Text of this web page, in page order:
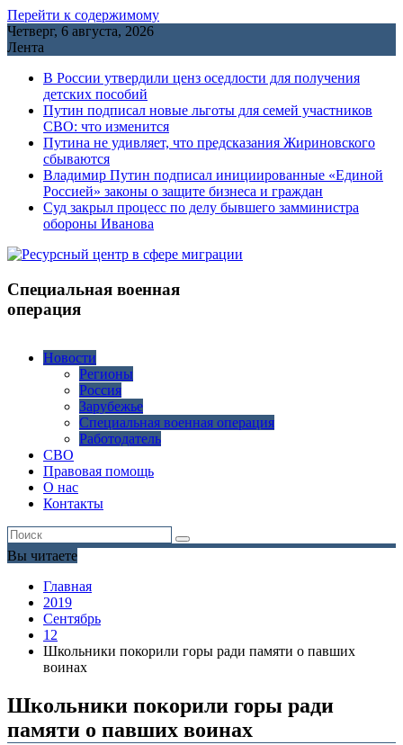
Перейти к содержимому
Четверг, 6 августа, 2026
Лента
В России утвердили ценз оседлости для получения
детских пособий
Путин подписал новые льготы для семей участников
СВО: что изменится
Путина не удивляет, что предсказания Жириновского
сбываются
Владимир Путин подписал инициированные «Единой
Россией» законы о защите бизнеса и граждан
Cуд закрыл процесс по делу бывшего замминистра
обороны Иванова
Специальная военная
операция
Новости
Регионы
Россия
Зарубежье
Специальная военная операция
Работодатель
СВО
Правовая помощь
О нас
Контакты
Вы читаете
Главная
2019
Сентябрь
12
Школьники покорили горы ради памяти о павших
воинах
Школьники покорили горы ради
памяти о павших воинах